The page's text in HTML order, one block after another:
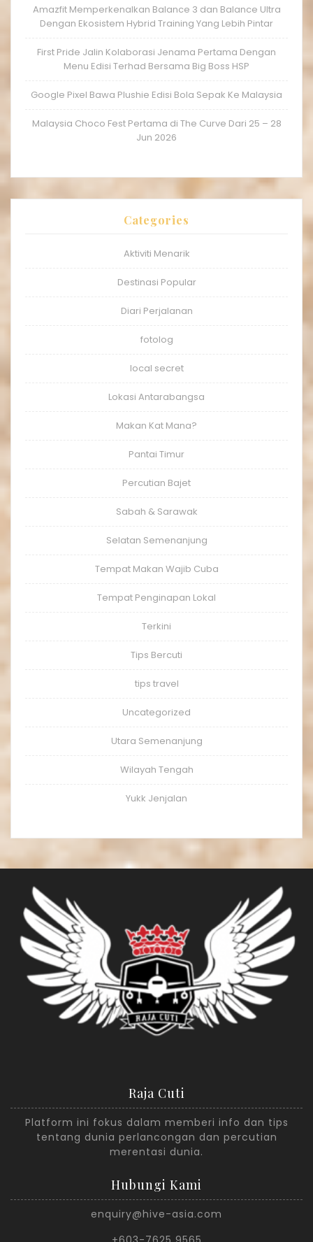
Amazfit Memperkenalkan Balance 3 dan Balance Ultra
Dengan Ekosistem Hybrid Training Yang Lebih Pintar
First Pride Jalin Kolaborasi Jenama Pertama Dengan
Menu Edisi Terhad Bersama Big Boss HSP
Google Pixel Bawa Plushie Edisi Bola Sepak Ke Malaysia
Malaysia Choco Fest Pertama di The Curve Dari 25 – 28
Jun 2026
Categories
Aktiviti Menarik
Destinasi Popular
Diari Perjalanan
fotolog
local secret
Lokasi Antarabangsa
Makan Kat Mana?
Pantai Timur
Percutian Bajet
Sabah & Sarawak
Selatan Semenanjung
Tempat Makan Wajib Cuba
Tempat Penginapan Lokal
Terkini
Tips Bercuti
tips travel
Uncategorized
Utara Semenanjung
Wilayah Tengah
Yukk Jenjalan
Raja Cuti
Platform ini fokus dalam memberi info dan tips
tentang dunia perlancongan dan percutian
merentasi dunia.
Hubungi Kami
enquiry@hive-asia.com